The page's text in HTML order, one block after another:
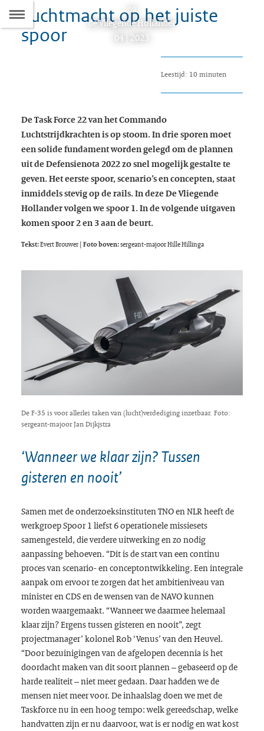
09
Dit
de Vliegende Hollander
04 | 2023
Luchtmacht op het juiste
spoor
Leestijd: 10 minuten
De Task Force 22 van het Commando
Luchtstrijdkrachten is op stoom. In drie sporen moet
een solide fundament worden gelegd om de plannen
uit de Defensienota 2022 zo snel mogelijk gestalte te
geven. Het eerste spoor, scenario’s en concepten, staat
inmiddels stevig op de rails. In deze De Vliegende
Hollander volgen we spoor 1. In de volgende uitgaven
komen spoor 2 en 3 aan de beurt.
Tekst:Evert Brouwer| Foto boven:sergeant-majoor Hille Hillinga
De F-35 is voor allerlei taken van (lucht)verdediging inzetbaar. Foto:
sergeant-majoor Jan Dijkjstra
‘Wanneer we klaar zijn? Tussen
gisteren en nooit’
Samen met de onderzoeksinstituten TNO en NLR heeft de
werkgroep Spoor 1 liefst 6 operationele missiesets
samengesteld, die verdere uitwerking en zo nodig
aanpassing behoeven. “Dit is de start van een continu
proces van scenario- en conceptontwikkeling. Een integrale
aanpak om ervoor te zorgen dat het ambitieniveau van
minister en CDS en de wensen van de NAVO kunnen
worden waargemaakt. “Wanneer we daarmee helemaal
klaar zijn? Ergens tussen gisteren en nooit”, zegt
projectmanager’ kolonel Rob ‘Venus’ van den Heuvel.
“Door bezuinigingen van de afgelopen decennia is het
doordacht maken van dit soort plannen – gebaseerd op de
harde realiteit – niet meer gedaan. Daar hadden we de
mensen niet meer voor. De inhaalslag doen we met de
Taskforce nu in een hoog tempo: welk gereedschap, welke
handvatten zijn er nu daarvoor, wat is er nodig en wat kost
Naar
de